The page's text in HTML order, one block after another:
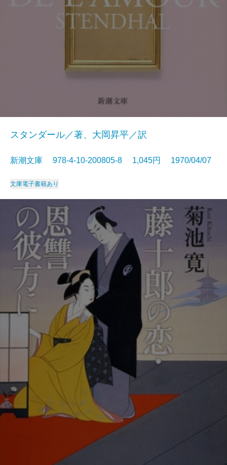
スタンダール／著、大岡昇平／訳
新潮文庫 978-4-10-200805-8 1,045円 1970/04/07
文庫電子書籍あり